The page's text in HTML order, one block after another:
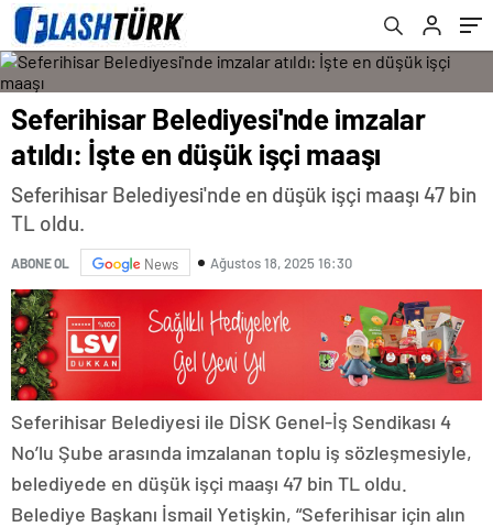
Seferihisar Belediyesi'nde imzalar
atıldı: İşte en düşük işçi maaşı
Seferihisar Belediyesi'nde en düşük işçi maaşı 47 bin
TL oldu.
ABONE OL News Ağustos 18, 2025 16:30
Seferihisar Belediyesi ile DİSK Genel-İş Sendikası 4
No’lu Şube arasında imzalanan toplu iş sözleşmesiyle,
belediyede en düşük işçi maaşı 47 bin TL oldu.
Belediye Başkanı İsmail Yetişkin, “Seferihisar için alın
çıkamıyor